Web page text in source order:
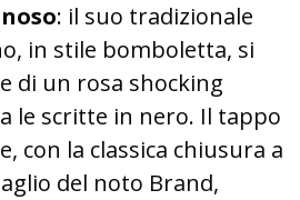
: il suo tradizionale
in stile bomboletta, si
di un rosa shocking
le scritte in nero. Il tappo
con la classica chiusura a
del noto Brand,